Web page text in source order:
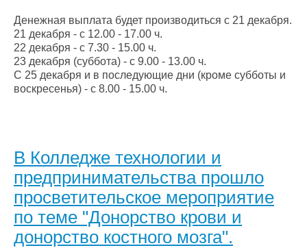
Денежная выплата будет производиться с 21 декабря.
21 декабря - с 12.00 - 17.00 ч.
22 декабря - с 7.30 - 15.00 ч.
23 декабря (суббота) - с 9.00 - 13.00 ч.
С 25 декабря и в последующие дни (кроме субботы и
воскресенья) - с 8.00 - 15.00 ч.
В Колледже технологии и
предпринимательства прошло
просветительское мероприятие
по теме "Донорство крови и
донорство костного мозга".